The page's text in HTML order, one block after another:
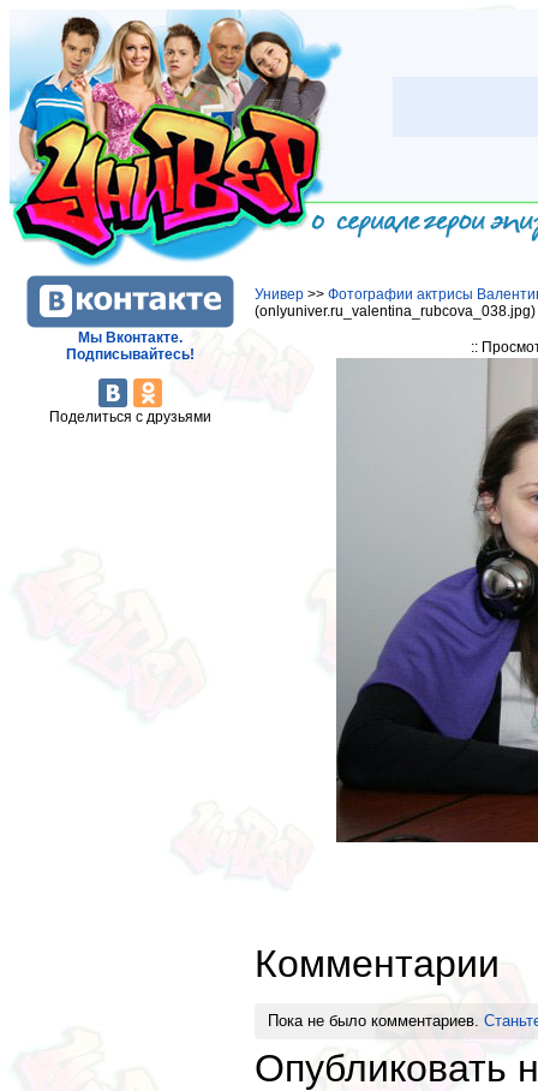
Мы Вконтакте.
Подписывайтесь!
Поделиться с друзьями
Универ >> Фотографии актрисы
::
Комментарии
Пока не было комментариев.
Опубликовать